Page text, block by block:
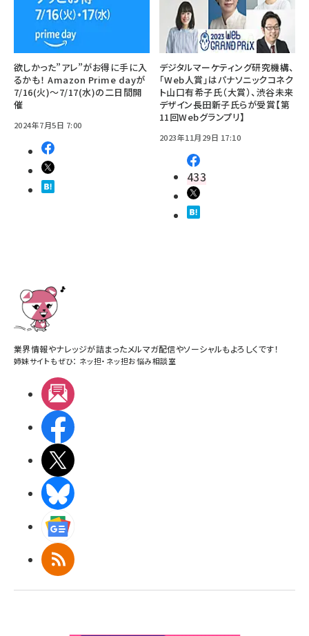
欲しかった”アレ”がお得に手に入
るかも！ Amazon Prime dayが
7/16(火)～7/17(水)の二日間開
催
2024年7月5日 7:00
デジタルマーケティング研究機構、
「Web人賞」はパナソニックコネク
ト山口有希子氏（大賞）、渋谷未来
デザイン長田新子氏らが受賞【第
11回Webグランプリ】
2023年11月29日 17:10
433
業界情報やナレッジが詰まったメルマガ配信やソーシャルもよろしくです！
姉妹サイトもぜひ： ネッ担・ ネッ担お悩み相談室
RSS